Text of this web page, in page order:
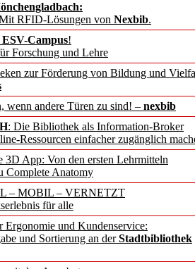
RFID-Lösungen von Nexbib.
ESV-Campus!
Forschung und Lehre
zur Förderung von Bildung und
wenn andere Türen zu sind! – nexbib
: Die Bibliothek als Information-Broker
Ressourcen einfacher zugänglich
3D App: Von den ersten Lehrmitteln
Complete Anatomy
– MOBIL – VERNETZT
für alle
Ergonomie und Kundenservice:
und Sortierung an derStadtbibliothek
2014
BAK
bestand
dem auch
gezeigt
die